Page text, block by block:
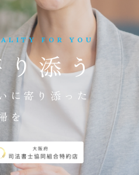
FOR YOU
り添う
に寄り添った
を